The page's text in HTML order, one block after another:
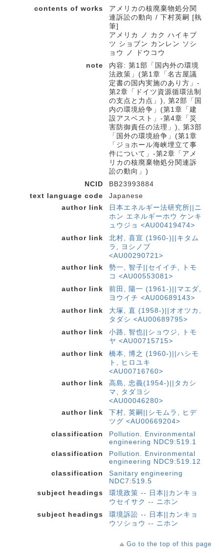
contents of works
アメリカの核廃棄物処分関
連訴訟の動向 / 下村英嗣 [執
筆]
アメリカ ノ カク ハイキブ
ツ ショブン カンレン ソシ
ョウ ノ ドウコウ
note
内容: 第1部「国内外の環境
法政策」(第1章「名古屋議
定書の国内実施のあり方」-
第2章「ドイツ資源循環法制
の支点と力点」), 第2部「国
内の環境紛争」(第1章「建
設アスベスト」-第4章「災
害防御責任の法理」), 第3部
「国外の環境紛争」(第1章
「ジョホール海峡埋立て事
件について」-第2章「アメ
リカの核廃棄物処分関連訴
訟の動向」)
NCID
BB23993884
text language code
Japanese
author link
日本エネルギー法研究所||ニ
ホン エネルギーホウ ケンキ
ュウジョ <AU00419474>
author link
北村, 喜宣 (1960-)||キタム
ラ, ヨシノブ
<AU00290721>
author link
勢一, 智子||セイイチ, トモ
コ <AU00553081>
author link
前田, 陽一 (1961-)||マエダ,
ヨウイチ <AU00689143>
author link
大塚, 直 (1958-)||オオツカ,
タダシ <AU00689795>
author link
小路, 智也||ショウジ, トモ
ヤ <AU00715715>
author link
橋本, 博之 (1960-)||ハシモ
ト, ヒロユキ
<AU00716760>
author link
高島, 忠義(1954-)||タカシ
マ, タダヨシ
<AU00046280>
author link
下村, 英嗣||シモムラ, ヒデ
ツグ <AU00669204>
classification
Pollution. Environmental
engineering NDC9:519.1
classification
Pollution. Environmental
engineering NDC9:519.12
classification
Sanitary engineering
NDC7:519.5
subject headings
環境政策 -- 日本||カンキョ
ウセイサク -- ニホン
subject headings
環境訴訟 -- 日本||カンキョ
ウソショウ -- ニホン
Go to the top of this page